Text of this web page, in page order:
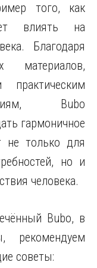
того, как
влиять на
Благодаря
материалов,
практическим
Bubo
гармоничное
не только для
но и
человека.
Bubo, в
рекомендуем
советы: